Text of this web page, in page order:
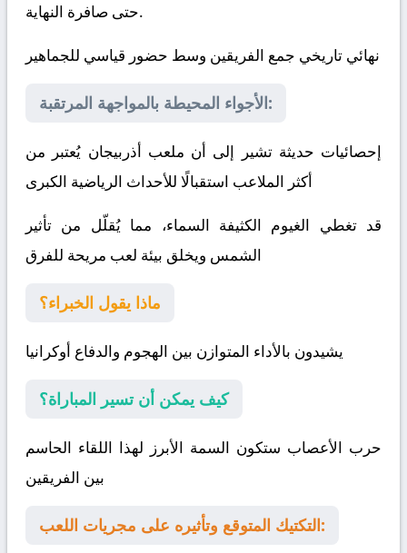
حتى صافرة النهاية.
نهائي تاريخي جمع الفريقين وسط حضور قياسي للجماهير
الأجواء المحيطة بالمواجهة المرتقبة:
إحصائيات حديثة تشير إلى أن ملعب أذربيجان يُعتبر من
أكثر الملاعب استقبالًا للأحداث الرياضية الكبرى
قد تغطي الغيوم الكثيفة السماء، مما يُقلّل من تأثير
الشمس ويخلق بيئة لعب مريحة للفرق
ماذا يقول الخبراء؟
يشيدون بالأداء المتوازن بين الهجوم والدفاع أوكرانيا
كيف يمكن أن تسير المباراة؟
حرب الأعصاب ستكون السمة الأبرز لهذا اللقاء الحاسم
بين الفريقين
التكتيك المتوقع وتأثيره على مجريات اللعب: